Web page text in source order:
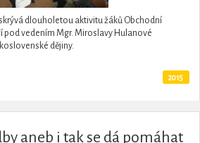
dlouholetou aktivitu žáků Obchodní
pod vedením Mgr. Miroslavy Hulanové
dějiny.
2015
aneb i tak se dá pomáhat